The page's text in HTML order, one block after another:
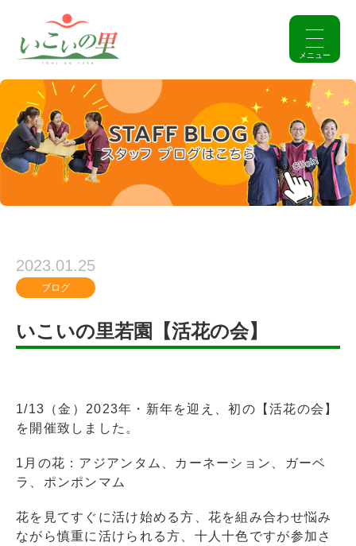
2023.01.25
ブログ
いこいの里若園【活花の会】
1/13（金）2023年・新年を迎え、初の【活花の会】
を開催致しました。
1月の花：アジアンタム、カーネーション、ガーベ
ラ、ポンポンマム
花を見てすぐに活け始める方、花を組み合わせ悩み
ながら慎重に活けられる方、十人十色ですが参加さ